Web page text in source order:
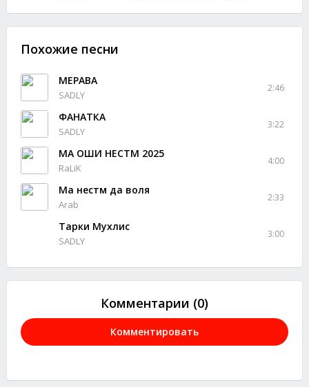
Похожие песни
МЕРАВА
SADLY
2:46
ФАНАТКА
SADLY
3:22
МА ОШИҚ НЕСТМ 2025
RaLiK
4:00
Ма нестм да воля
Arab
2:33
Тарки Мухлис
SADLY
3:00
Комментарии (0)
Комментировать